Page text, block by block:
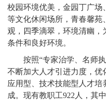
校园环境优美，金园丁广场
等文化休闲场所，青春馨
观，四季滴翠，环境清幽，
条件和良好环境。
按照“专家治学、名师执
不断加大人才引进力度，优
应用型、技术技能型人才
成。现有教职工922人，其